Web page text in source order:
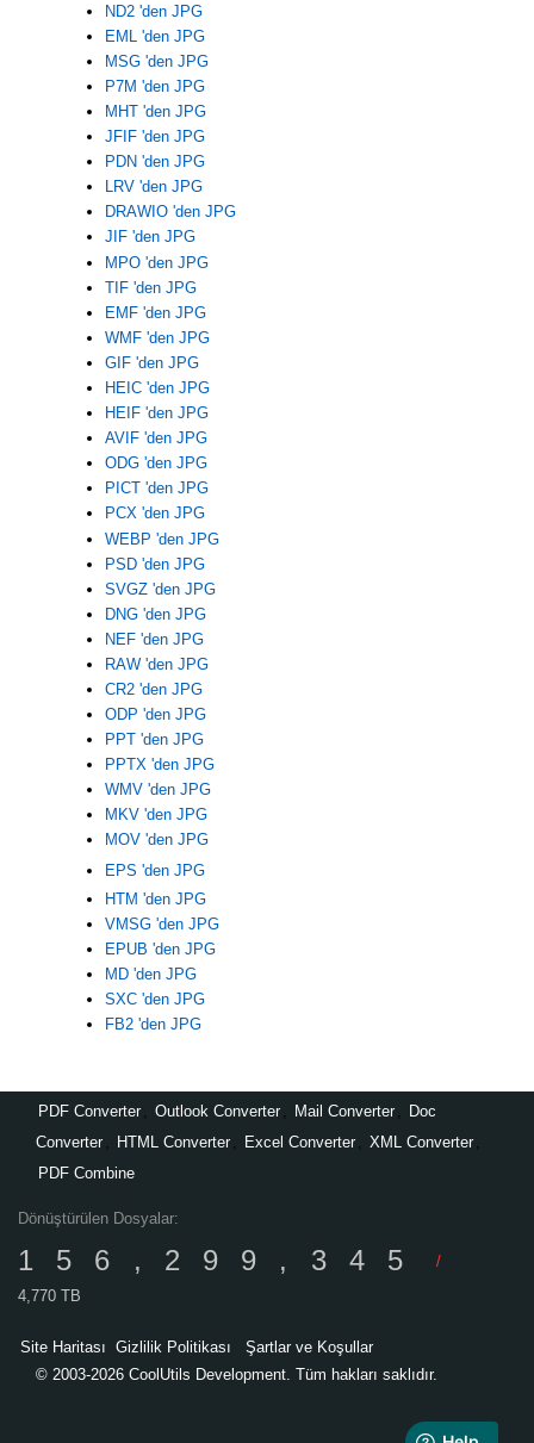
ND2 'den JPG
EML 'den JPG
MSG 'den JPG
P7M 'den JPG
MHT 'den JPG
JFIF 'den JPG
PDN 'den JPG
LRV 'den JPG
DRAWIO 'den JPG
JIF 'den JPG
MPO 'den JPG
TIF 'den JPG
EMF 'den JPG
WMF 'den JPG
GIF 'den JPG
HEIC 'den JPG
HEIF 'den JPG
AVIF 'den JPG
ODG 'den JPG
PICT 'den JPG
PCX 'den JPG
WEBP 'den JPG
PSD 'den JPG
SVGZ 'den JPG
DNG 'den JPG
NEF 'den JPG
RAW 'den JPG
CR2 'den JPG
ODP 'den JPG
PPT 'den JPG
PPTX 'den JPG
WMV 'den JPG
MKV 'den JPG
MOV 'den JPG
EPS 'den JPG
HTM 'den JPG
VMSG 'den JPG
EPUB 'den JPG
MD 'den JPG
SXC 'den JPG
FB2 'den JPG
PDF Converter Outlook Converter Mail Converter
Doc
Converter
HTML Converter Excel Converter XML Converter
PDF Combine
Dönüştürülen Dosyalar:
156,299,345
/
4,770 TB
Site Haritası Gizlilik Politikası
Şartlar ve Koşullar
© 2003-2026 CoolUtils Development. Tüm hakları saklıdır.